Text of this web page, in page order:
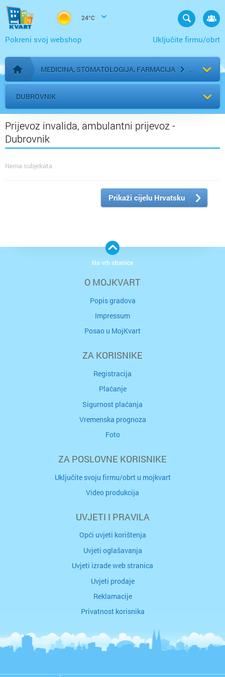
24°C
Uključite firmu/obrt
Pokreni svoj webshop
Početna stranica
MEDICINA, STOMATOLOGIJA, FARMACIJA
DUBROVNIK
Prijevoz invalida, ambulantni prijevoz -
Dubrovnik
Nema subjekata
Prikaži cijelu Hrvatsku
O MOJKVART
Popis gradova
Impressum
Posao u MojKvart
ZA KORISNIKE
Registracija
Plaćanje
Sigurnost plaćanja
Vremenska prognoza
Foto
ZA POSLOVNE KORISNIKE
Uključite svoju firmu/obrt u mojkvart
Video produkcija
UVJETI I PRAVILA
Opći uvjeti korištenja
Uvjeti oglašavanja
Uvjeti izrade web stranica
Uvjeti prodaje
Reklamacije
Privatnost korisnika
Na vrh stranice